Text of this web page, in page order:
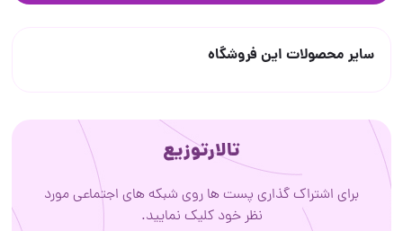
سایر محصولات این فروشگاه
تالارتوزیع
برای اشتراک گذاری پست ها روی شبکه های اجتماعی مورد
نظر خود کلیک نمایید.